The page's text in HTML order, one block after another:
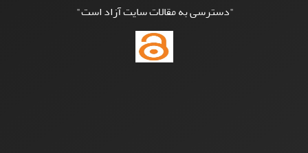
"دسترسی به مقالات سایت آزاد است"